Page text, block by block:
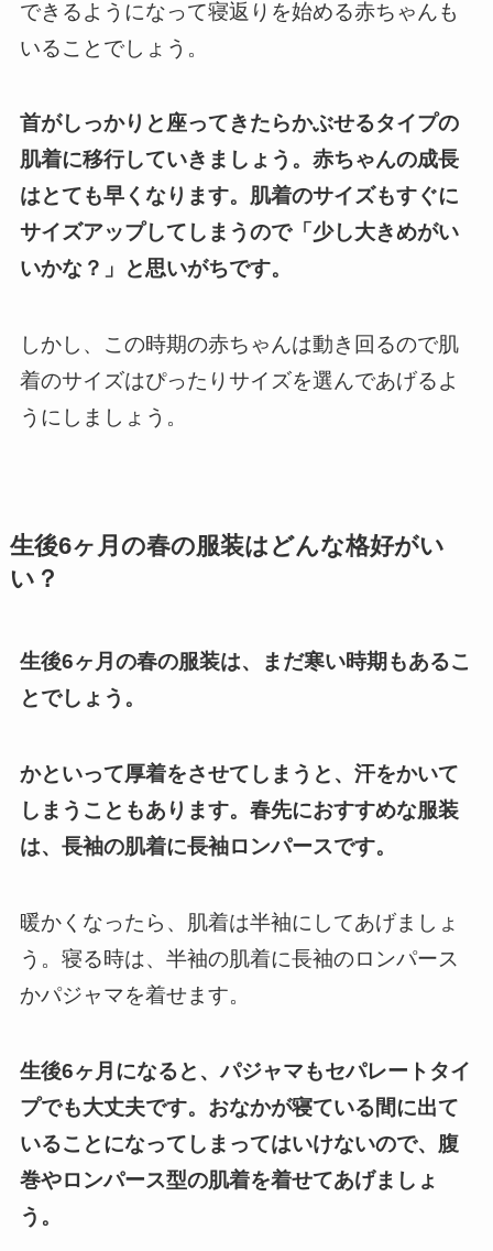
できるようになって寝返りを始める赤ちゃんも
いることでしょう。
首がしっかりと座ってきたらかぶせるタイプの
肌着に移行していきましょう。 赤ちゃんの成長
はとても早くなります。 肌着のサイズもすぐに
サイズアップしてしまうので「少し大きめがい
いかな？」と思いがちです。
しかし、この時期の赤ちゃんは動き回るので肌
着のサイズはぴったりサイズを選んであげるよ
うにしましょう。
生後6ヶ月の春の服装はどんな格好がい
い？
生後6ヶ月の春の服装は、まだ寒い時期もあるこ
とでしょう。
かといって厚着をさせてしまうと、汗をかいて
しまうこともあります。 春先におすすめな服装
は、長袖の肌着に長袖ロンパースです。
暖かくなったら、肌着は半袖にしてあげましょ
う。 寝る時は、半袖の肌着に長袖のロンパース
かパジャマを着せます。
生後6ヶ月になると、パジャマもセパレートタイ
プでも大丈夫です。 おなかが寝ている間に出て
いることになってしまってはいけないので、腹
巻やロンパース型の肌着を着せてあげましょ
う。